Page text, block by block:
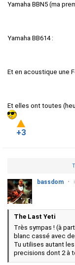
Yamaha BBN5 (ma
Yamaha BB614 :
Et en acoustique une
Et elles ont toutes
+3
bassdom •
The Last Yeti
Très sympas ! (à
blanc cassé avec
Tu utilises autant
precisions dont 2 à